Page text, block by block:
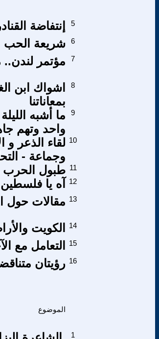
إنتفاضة 5
شريعة الحب 6
مؤتمر لندن.. 7
بمعاناتنا
8
ما أشبه
واحد وتهم
9
لقاء الذعر
وجماعة -
10
طبول الحرب 11
آه يا 12
مقالات حول 13
الكويت 14
التعامل مع 15
رؤيتان 16
الموضوع
1